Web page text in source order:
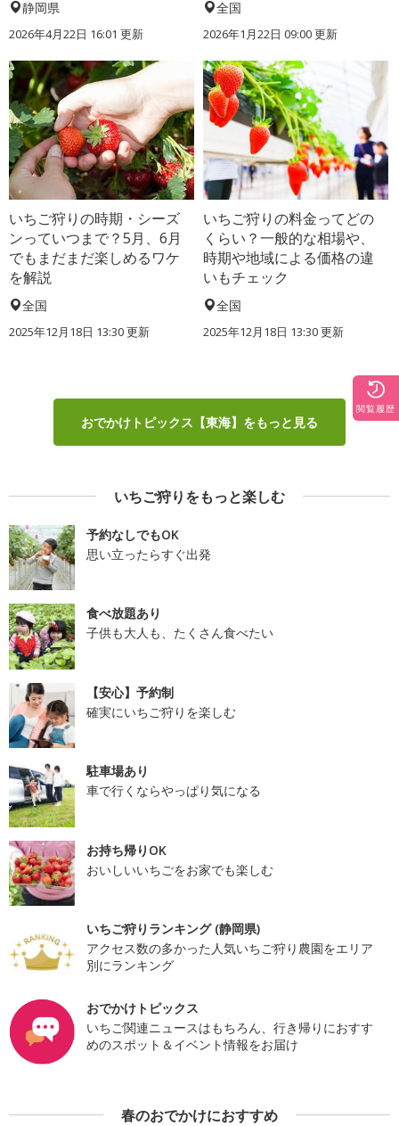
静岡県
2026年4月22日 16:01 更新
全国
2026年1月22日 09:00 更新
いちご狩りの時期・シーズ
ンっていつまで？5月、6月
でもまだまだ楽しめるワケ
を解説
全国
2025年12月18日 13:30 更新
いちご狩りの料金ってどの
くらい？一般的な相場や、
時期や地域による価格の違
いもチェック
全国
2025年12月18日 13:30 更新
おでかけトピックス【東海】をもっと見る
いちご狩りをもっと楽しむ
予約なしでもOK
思い立ったらすぐ出発
食べ放題あり
子供も大人も、たくさん食べたい
【安心】予約制
確実にいちご狩りを楽しむ
駐車場あり
車で行くならやっぱり気になる
お持ち帰りOK
おいしいいちごをお家でも楽しむ
いちご狩りランキング (静岡県)
アクセス数の多かった人気いちご狩り農園をエリア
別にランキング
おでかけトピックス
いちご関連ニュースはもちろん、行き帰りにおすす
めのスポット＆イベント情報をお届け
春のおでかけにおすすめ
閲覧履歴